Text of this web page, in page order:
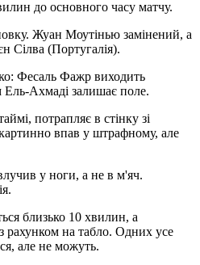
до основного часу матчу.
Жуан Моутінью замінений, а
Сілва (Португалія).
Фесаль Фажр виходить
Ахмаді залишає поле.
потрапляє в стінку зі
впав у штрафному, але
у ноги, а не в м'яч.
близько 10 хвилин, а
рахунком на табло. Одних усе
але не можуть.